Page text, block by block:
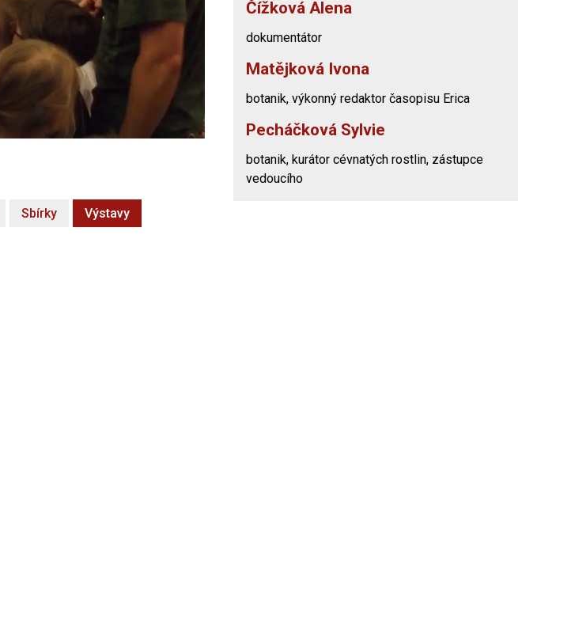
Sbírky Výstavy
Čížková Alena
dokumentátor
Matějková Ivona
botanik, výkonný redaktor časopisu Erica
Pecháčková Sylvie
botanik, kurátor cévnatých rostlin, zástupce
vedoucího